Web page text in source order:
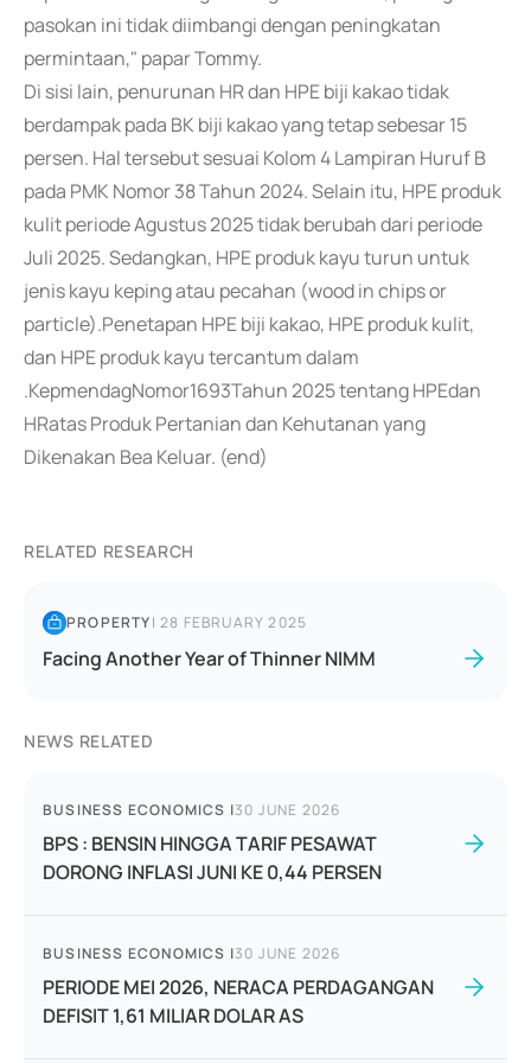
pasokan ini tidak diimbangi dengan peningkatan
permintaan," papar Tommy.
Di sisi lain, penurunan HR dan HPE biji kakao tidak
berdampak pada BK biji kakao yang tetap sebesar 15
persen. Hal tersebut sesuai Kolom 4 Lampiran Huruf B
pada PMK Nomor 38 Tahun 2024. Selain itu, HPE produk
kulit periode Agustus 2025 tidak berubah dari periode
Juli 2025. Sedangkan, HPE produk kayu turun untuk
jenis kayu keping atau pecahan (wood in chips or
particle).Penetapan HPE biji kakao, HPE produk kulit,
dan HPE produk kayu tercantum dalam
.KepmendagNomor1693Tahun 2025 tentang HPEdan
HRatas Produk Pertanian dan Kehutanan yang
Dikenakan Bea Keluar. (end)
RELATED RESEARCH
PROPERTY|28 FEBRUARY 2025
Facing Another Year of Thinner NIMM
NEWS RELATED
BUSINESS ECONOMICS |30 JUNE 2026
BPS : BENSIN HINGGA TARIF PESAWAT
DORONG INFLASI JUNI KE 0,44 PERSEN
BUSINESS ECONOMICS |30 JUNE 2026
PERIODE MEI 2026, NERACA PERDAGANGAN
DEFISIT 1,61 MILIAR DOLAR AS